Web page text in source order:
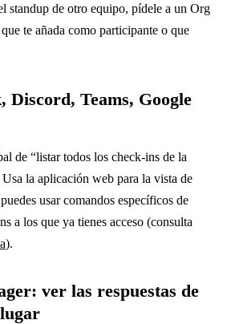
standup de otro equipo, pídele a un Org
te añada como participante o que
Discord, Teams, Google
de “listar todos los check-ins de la
la aplicación web para la vista de
usar comandos específicos de
a los que ya tienes acceso (consulta
).
ver las respuestas de